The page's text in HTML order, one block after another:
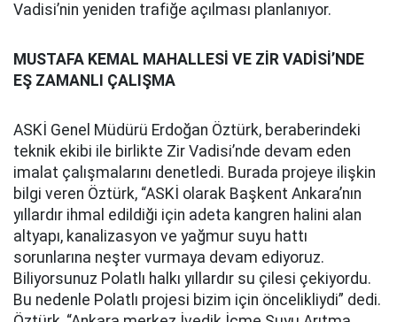
Vadisi’nin yeniden trafiğe açılması planlanıyor.
MUSTAFA KEMAL MAHALLESİ VE ZİR VADİSİ’NDE
EŞ ZAMANLI ÇALIŞMA
ASKİ Genel Müdürü Erdoğan Öztürk, beraberindeki
teknik ekibi ile birlikte Zir Vadisi’nde devam eden
imalat çalışmalarını denetledi. Burada projeye ilişkin
bilgi veren Öztürk, “ASKİ olarak Başkent Ankara’nın
yıllardır ihmal edildiği için adeta kangren halini alan
altyapı, kanalizasyon ve yağmur suyu hattı
sorunlarına neşter vurmaya devam ediyoruz.
Biliyorsunuz Polatlı halkı yıllardır su çilesi çekiyordu.
Bu nedenle Polatlı projesi bizim için öncelikliydi” dedi.